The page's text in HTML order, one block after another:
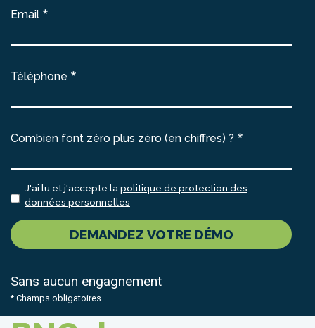
Email
Téléphone
Combien font zéro plus zéro (en chiffres) ?
J'ai lu et j'accepte la politique de protection des
données personnelles
DEMANDEZ VOTRE DÉMO
Sans aucun engagnement
* Champs obligatoires